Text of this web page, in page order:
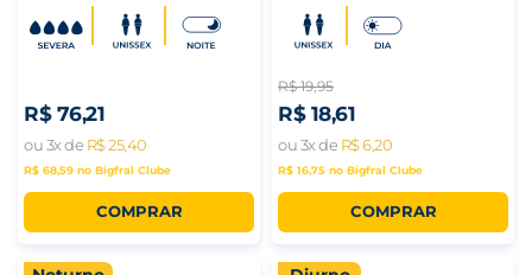
R$ 76,21
ou3x de R$25,40
R$ 68,59 no Bigfral Clube
COMPRAR
R$ 19,95
R$ 18,61
ou3x de R$6,20
R$ 16,75 no Bigfral Clube
COMPRAR